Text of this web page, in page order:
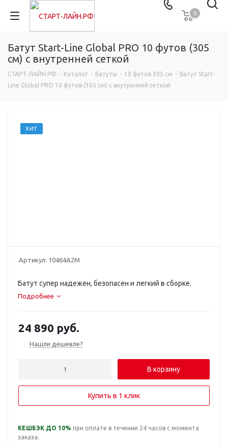
0
Батут Start-Line Global PRO 10 футов (305
см) с внутренней сеткой
СТАРТ-ЛАЙН.РФ - Каталог - Батуты - 10 футов 305 см - Батут Start-
Line Global PRO 10 футов (305 см) с внутренней сеткой
ХИТ
Артикул: 10464A2M
Батут супер надежен, безопасен и легкий в сборке.
Подробнее
24 890 руб.
Нашли дешевле?
В корзину
Купить в 1 клик
КЕШБЭК ДО 10% при оплате в течении 24 часов с момента
заказа.